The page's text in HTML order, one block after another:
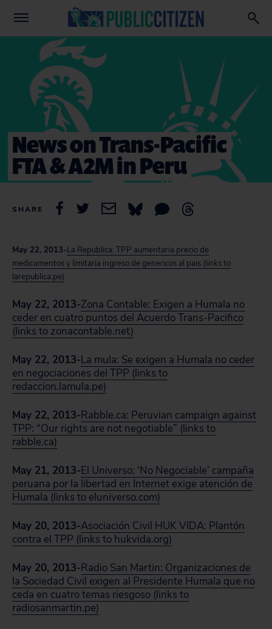
News on Trans-Pacific
FTA & A2M in Peru
SHARE
May 22, 2013-La Republica: TPP aumentaria precio de
medicamentos y limitaria ingreso de genericos al pais (links to
larepublica.pe)
May 22, 2013-Zona Contable: Exigen a Humala no
ceder en cuatro puntos del Acuerdo Trans-Pacifico
(links to zonacontable.net)
May 22, 2013-La mula: Se exigen a Humala no ceder
en negociaciones del TPP (links to
redaccion.lamula.pe)
May 22, 2013-Rabble.ca: Peruvian campaign against
TPP: “Our rights are not negotiable” (links to
rabble.ca)
May 21, 2013-El Universo: ‘No Negociable’ campaña
peruana por la libertad en Internet exige atención de
Humala (links to eluniverso.com)
May 20, 2013-Asociación Civil HUK VIDA: Plantón
contra el TPP (links to hukvida.org)
May 20, 2013-Radio San Martin: Organizaciones de
la Sociedad Civil exigen al Presidente Humala que no
ceda en cuatro temas riesgoso (links to
radiosanmartin.pe)